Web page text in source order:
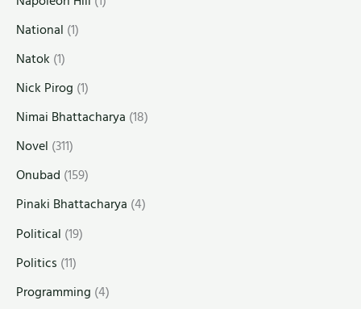
National (1)
Natok (1)
Nick Pirog (1)
Nimai Bhattacharya (18)
Novel (311)
Onubad (159)
Pinaki Bhattacharya (4)
Political (19)
Politics (11)
Programming (4)